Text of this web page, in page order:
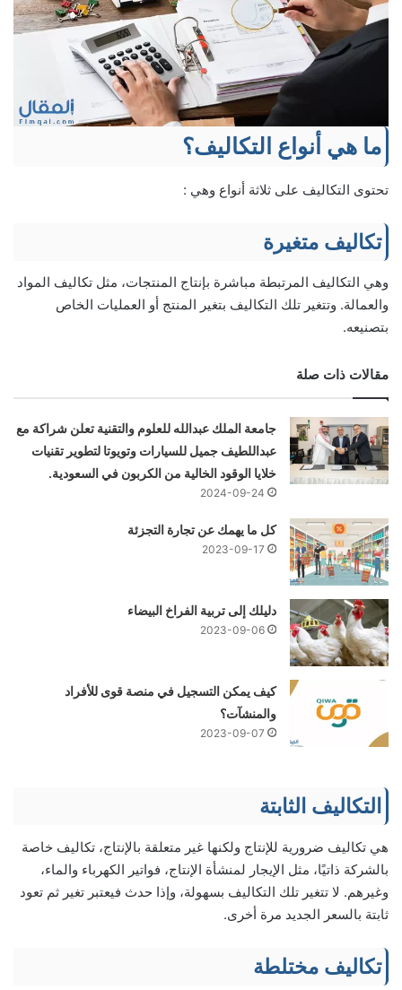
ما هي أنواع التكاليف؟
تحتوى التكاليف على ثلاثة أنواع وهي :
تكاليف متغيرة
وهي التكاليف المرتبطة مباشرة بإنتاج المنتجات، مثل تكاليف المواد
والعمالة. وتتغير تلك التكاليف بتغير المنتج أو العمليات الخاص
بتصنيعه.
مقالات ذات صلة
جامعة الملك عبدالله للعلوم والتقنية تعلن شراكة مع
عبداللطيف جميل للسيارات وتويوتا لتطوير تقنيات
خلايا الوقود الخالية من الكربون في السعودية.
2024-09-24
كل ما يهمك عن تجارة التجزئة
2023-09-17
دليلك إلى تربية الفراخ البيضاء
2023-09-06
كيف يمكن التسجيل في منصة قوى للأفراد
والمنشآت؟
2023-09-07
التكاليف الثابتة
هي تكاليف ضرورية للإنتاج ولكنها غير متعلقة بالإنتاج، تكاليف خاصة
بالشركة ذاتيًا، مثل الإيجار لمنشأة الإنتاج، فواتير الكهرباء والماء،
وغيرهم. لا تتغير تلك التكاليف بسهولة، وإذا حدث فيعتبر تغير ثم تعود
ثابتة بالسعر الجديد مرة أخرى.
تكاليف مختلطة